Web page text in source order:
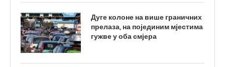
Дуге колоне на више граничних
прелаза, на појединим мјестима
гужве у оба смјера